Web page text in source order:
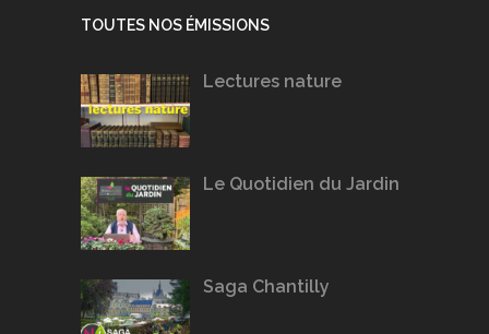
TOUTES NOS ÉMISSIONS
Lectures nature
Le Quotidien du Jardin
Saga Chantilly